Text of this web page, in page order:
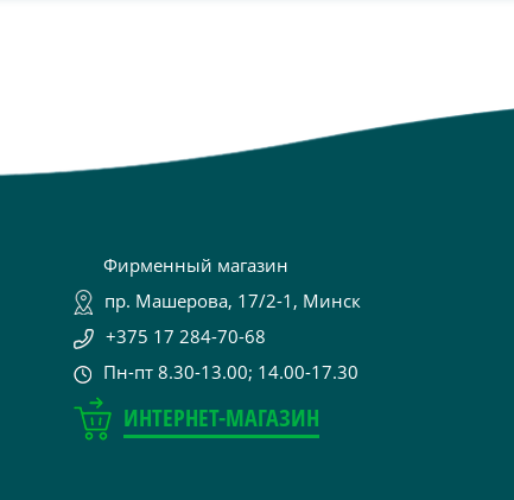
Фирменный магазин
пр. Машерова, 17/2-1, Минск
+375 17 284-70-68
Пн-пт 8.30-13.00; 14.00-17.30
ИНТЕРНЕТ-МАГАЗИН